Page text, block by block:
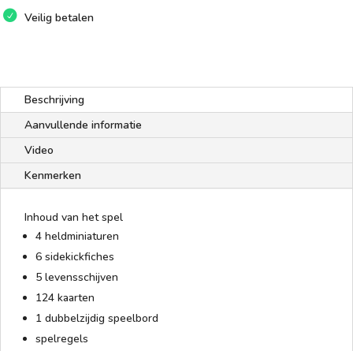
Veilig betalen
Beschrijving
Aanvullende informatie
Video
Kenmerken
Inhoud van het spel
4 heldminiaturen
6 sidekickfiches
5 levensschijven
124 kaarten
1 dubbelzijdig speelbord
spelregels